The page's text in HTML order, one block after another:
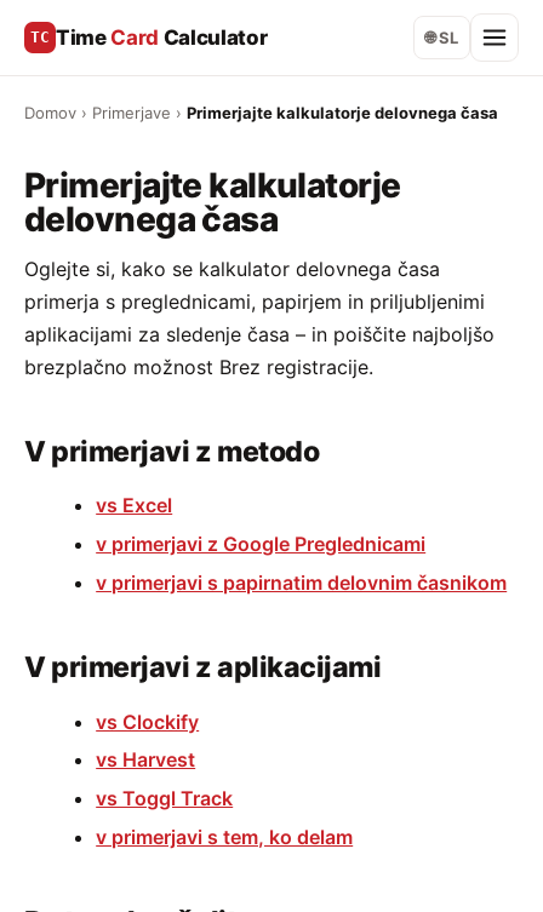
TC Time Card Calculator 🌐 SL
Domov › Primerjave › Primerjajte kalkulatorje delovnega časa
Primerjajte kalkulatorje
delovnega časa
Oglejte si, kako se kalkulator delovnega časa
primerja s preglednicami, papirjem in priljubljenimi
aplikacijami za sledenje časa – in poiščite najboljšo
brezplačno možnost Brez registracije.
V primerjavi z metodo
vs Excel
v primerjavi z Google Preglednicami
v primerjavi s papirnatim delovnim časnikom
V primerjavi z aplikacijami
vs Clockify
vs Harvest
vs Toggl Track
v primerjavi s tem, ko delam